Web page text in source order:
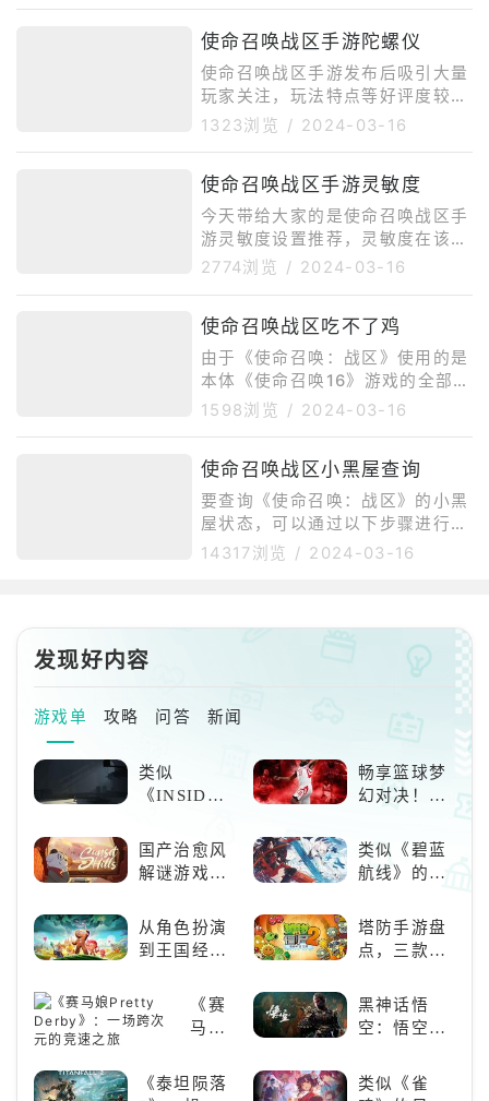
检查更新页面的情况时不知道该怎
么解决，那么今天为了让大家能轻
松应对此类情况，就整理带来了卡
加载的解决方法说明，这样各位就
不至于手足无措了。在游戏中当大
可以试试以下几种方法，首先是第
一种重新连接网络，使用该方法时
大家只需要打开设置页面，找到其
中的网络选
使命召唤战区手游陀螺仪
使命召唤战区手游发布后吸引大量
玩家关注，玩法特点等好评度较
高。玩法多样化，可选择多种模式
重要的作用，可以帮助玩家判断并
分辨敌人的一种道具，也被人们称
之为传感器，接下来为大家详细介
绍具体的开启方法。尤其中场各种
道具以及按键都可以自定义设置，
进入游戏之后可点击屏幕右上角设
置按钮，点击之后就可弹跳出设置
菜单，选择基本设定，在这个板块
当中可以找到
1323浏览 / 2024-03-16
使命召唤战区手游灵敏度
今天带给大家的是使命召唤战区手
游灵敏度设置推荐，灵敏度在该游
戏中是一个非常重要的设置项目，
细介绍一下，同时也会推荐一些好
用的设置思路，想了解的话可以一
起来看看，这能让你获得更好的游
戏体验。设置灵敏度首先需要点开
主页菜单，然后把齿轮所代表的
出现下图的这个功能界面，里面的
选项含义都已经进行中文翻译，大
家可以很清
2774浏览 / 2024-03-16
使命召唤战区吃不了鸡
由于《使命召唤：战区》使用的是
本体《使命召唤16》游戏的全部数
据，所以在画质表现、枪械手感、
3人组队，在安全区内第一次死亡
时会进入监狱进行1V1对决，赢家
可以重新在安全区内复活，就算再
次死亡，也可以让存活的队友使用
金钱购买，此次的死亡机制可以说
加上商店数量相当多，地图也足够
1598浏览 / 2024-03-16
使命召唤战区小黑屋查询
要查询《使命召唤：战区》的小黑
屋状态，可以通过以下步骤进行：
1、官网查询：登录《使命召唤：
轻微嫌疑，红色则表示已被关进小
黑屋。2、使用OurPlay加速器下
载并安装OurPlay加速器。打开O
urPlay加速器并搜索“使命召唤战
区2”或“cod19”选择相应的游戏版
ay加速器
14317浏览 / 2024-03-16
发现好内容
游戏单 攻略 问答 新闻
类似
《INSIDE》
戏！快动起
你的小脑筋
畅享篮球梦
幻对决！
2K24梦幻球
队》类似游
国产治愈风
解谜游戏
丘》
类似《碧蓝
航线》的养
养成你的梦
想！
从角色扮演
到王国经
游为何能俘
获玩家心？
塔防手游盘
点，三款不
防佳作
《赛
马娘
Derby》：
一场
黑神话悟
空：悟空携
来，游戏界
的东方巨
《泰坦陨落
类似《雀